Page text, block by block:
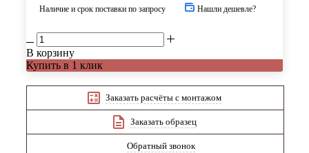
Наличие и срок поставки по запросу Нашли дешевле?
В корзину
Купить в 1 клик
Заказать расчёты с монтажом
Заказать образец
Обратный звонок